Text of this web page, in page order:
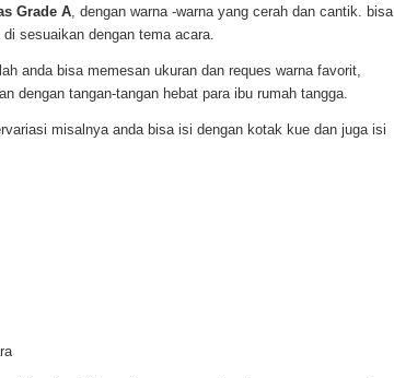
Grade A, dengan warna -warna yang cerah dan cantik. bisa
sesuaikan dengan tema acara.
anda bisa memesan ukuran dan reques warna favorit,
dengan tangan-tangan hebat para ibu rumah tangga.
misalnya anda bisa isi dengan kotak kue dan juga isi